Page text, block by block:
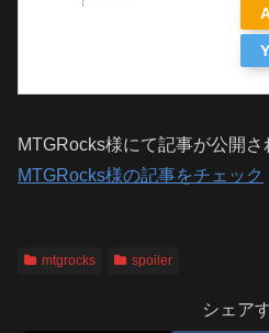
MTGRocks様にて記事が公開さ
MTGRocks様の記事をチェック
mtgrocks spoiler
シェア